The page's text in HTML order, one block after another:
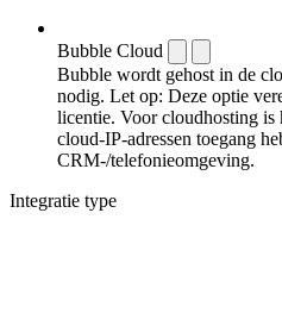
Bubble Cloud
Bubble wordt gehost in de
nodig. Let op: Deze optie
licentie. Voor cloudhosting
cloud-IP-adressen toegang
CRM-/telefonieomgeving.
Integratie type